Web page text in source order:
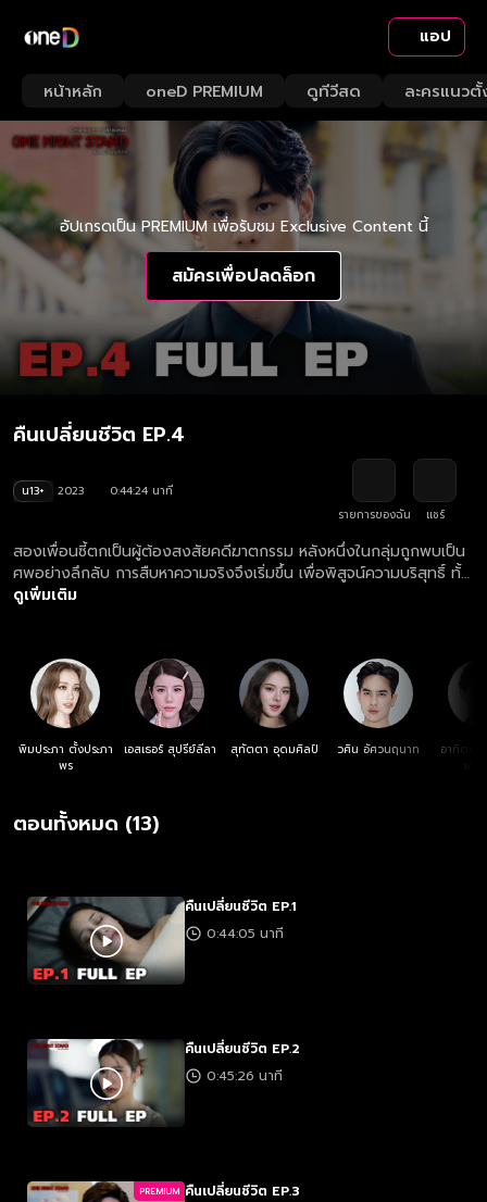
แอป
หน้าหลัก oneD PREMIUM ดูทีวีสด ละครแนวตั้
อัปเกรดเป็น PREMIUM เพื่อรับชม Exclusive Content นี้
สมัครเพื่อปลดล็อก
คืนเปลี่ยนชีวิต EP.4
น13+ 2023
0:44:24 นาที
รายการของฉัน
แชร์
สองเพื่อนซี้ตกเป็นผู้ต้องสงสัยคดีฆาตกรรม หลังหนึ่งในกลุ่มถูกพบเป็น
ศพอย่างลึกลับ การสืบหาความจริงจึงเริ่มขึ้น เพื่อพิสูจน์ความบริสุทธิ์ ทั้ง
ที่พวกเขาจำอะไรไม่ได้เลยในคืนเกิดเหตุ
ดูเพิ่มเติม
พิมประภา ตั้งประภา
พร
เอสเธอร์ สุปรีย์ลีลา สุทัตตา อุดมศิลป์ วศิน อัศวนฤนาท
อาทิตย์
ตอนทั้งหมด (13)
คืนเปลี่ยนชีวิต EP.1
0:44:05 นาที
คืนเปลี่ยนชีวิต EP.2
0:45:26 นาที
PREMIUM คืนเปลี่ยนชีวิต EP.3